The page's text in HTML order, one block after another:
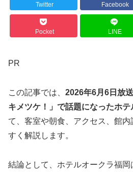
Twitter Facebook
Pocket LINE
PR
この記事では、 2026年6月6日放
キメツケ！」で話題になったホテ
て、客室や朝食、アクセス、館
すく解説します。
結論として、ホテルオークラ福